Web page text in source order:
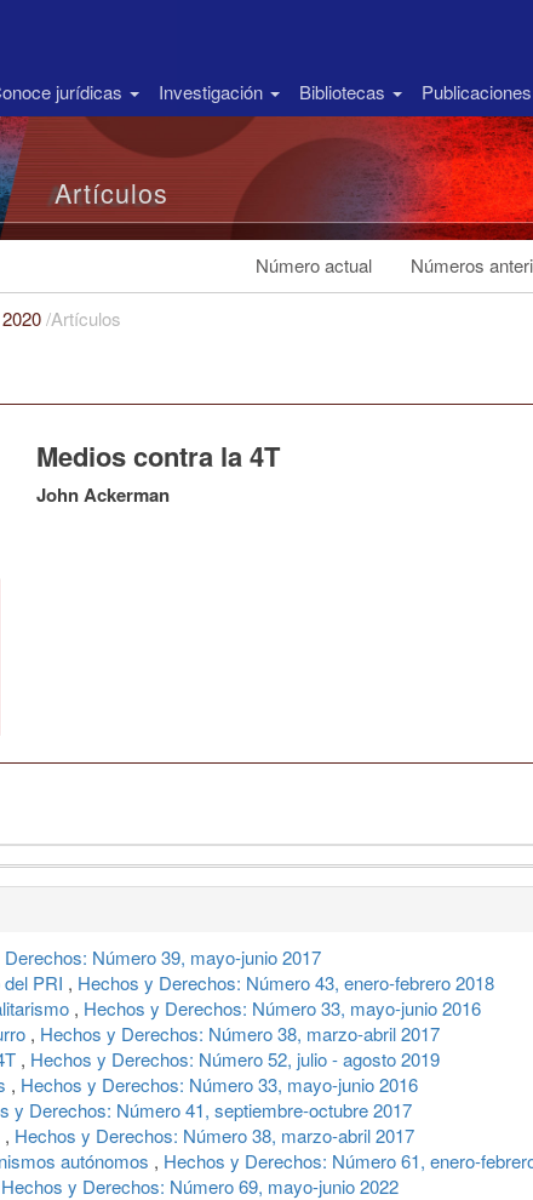
jurídicas Investigación Bibliotecas Publicaciones
Artículos
Número actual Números
/Artículos
Medios contra la 4T
John Ackerman
Número 39, mayo-junio 2017
PRI , Hechos y Derechos: Número 43, enero-febrero 2018
, Hechos y Derechos: Número 33, mayo-junio 2016
, Hechos y Derechos: Número 38, marzo-abril 2017
, Hechos y Derechos: Número 52, julio - agosto 2019
, Hechos y Derechos: Número 33, mayo-junio 2016
y Derechos: Número 41, septiembre-octubre 2017
, Hechos y Derechos: Número 38, marzo-abril 2017
autónomos , Hechos y Derechos: Número 61, enero-
Hechos y Derechos: Número 69, mayo-junio 2022